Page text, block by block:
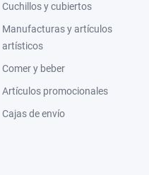
Cuchillos y cubiertos
Manufacturas y artículos
artísticos
Comer y beber
Artículos promocionales
Cajas de envío